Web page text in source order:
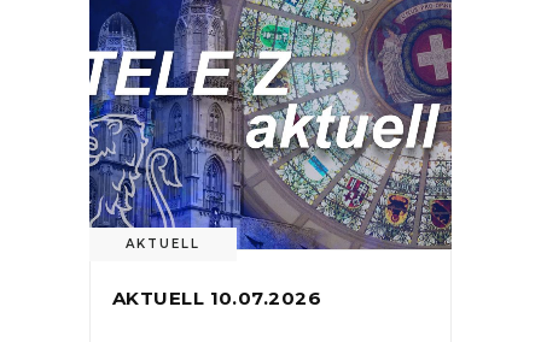
AKTUELL
AKTUELL 10.07.2026